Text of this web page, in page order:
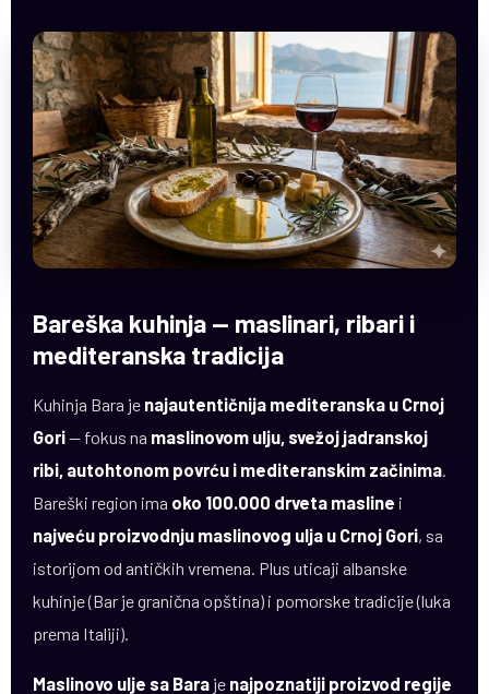
Bareška kuhinja — maslinari, ribari i
mediteranska tradicija
Kuhinja Bara je najautentičnija mediteranska u Crnoj
Gori— fokus na maslinovom ulju, svežoj jadranskoj
ribi, autohtonom povrću i mediteranskim začinima.
Bareški region ima oko 100.000 drveta masline i
najveću proizvodnju maslinovog ulja u Crnoj Gori, sa
istorijom od antičkih vremena. Plus uticaji albanske
kuhinje (Bar je granična opština) i pomorske tradicije (luka
prema Italiji).
Maslinovo ulje sa Bara je najpoznatiji proizvod regije